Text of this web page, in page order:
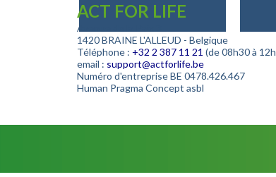
ACT FOR LIFE
Avenue de la Paix 3
1420 BRAINE L'ALLEUD - Belgique
Téléphone : +32 2 387 11 21 (de 08h30 à
email : support@actforlife.be
Numéro d'entreprise BE 0478.426.467
Human Pragma Concept asbl